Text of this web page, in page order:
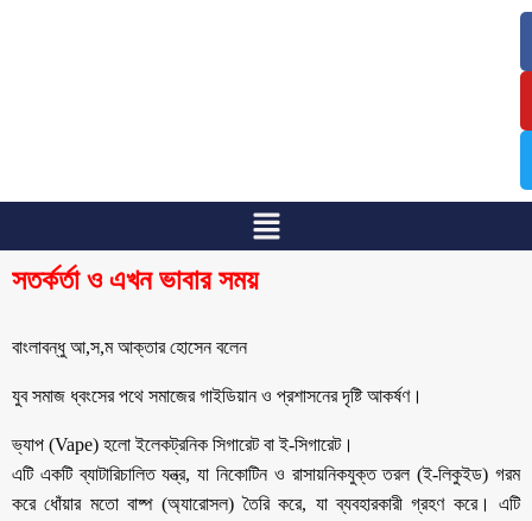
সতর্কর্তা ও এখন ভাবার সময়
বাংলাবন্ধু আ,স,ম আক্তার হোসেন বলেন
যুব সমাজ ধ্বংসের পথে সমাজের গাইডিয়ান ও প্রশাসনের দৃষ্টি আকর্ষণ।
ভ্যাপ (Vape) হলো ইলেকট্রনিক সিগারেট বা ই-সিগারেট।
​এটি একটি ব্যাটারিচালিত যন্ত্র, যা নিকোটিন ও রাসায়নিকযুক্ত তরল (ই-লিকুইড) গরম
করে ধোঁয়ার মতো বাষ্প (অ্যারোসল) তৈরি করে, যা ব্যবহারকারী গ্রহণ করে। এটি